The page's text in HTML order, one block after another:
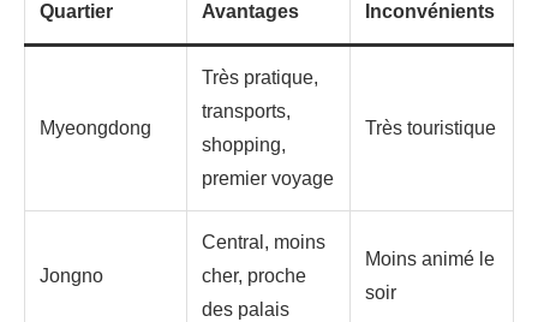
Quartier Avantages Inconvénients
Myeongdong
Très pratique,
transports,
shopping,
premier voyage
Très touristique
Jongno
Central, moins
cher, proche
des palais
Moins animé le
soir